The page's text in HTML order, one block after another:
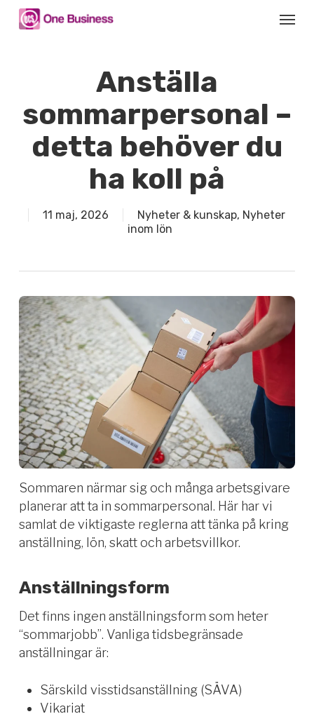
Menu
Anställa
sommarpersonal –
detta behöver du
ha koll på
11 maj, 2026 Nyheter & kunskap, Nyheter
inom lön
Sommaren närmar sig och många arbetsgivare
planerar att ta in sommarpersonal. Här har vi
samlat de viktigaste reglerna att tänka på kring
anställning, lön, skatt och arbetsvillkor.
Anställningsform
Det finns ingen anställningsform som heter
“sommarjobb”. Vanliga tidsbegränsade
anställningar är:
Särskild visstidsanställning (SÄVA)
Vikariat